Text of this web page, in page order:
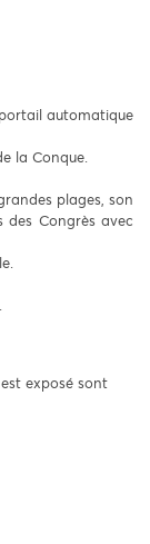
automatique
la Conque.
plages, son
des Congrès avec
exposé sont